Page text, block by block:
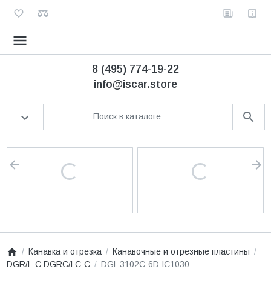
8 (495) 774-19-22
info@iscar.store
Канавка и отрезка
Канавочные и отрезные пластины
DGR/L-C DGRC/LC-C
DGL 3102C-6D IC1030